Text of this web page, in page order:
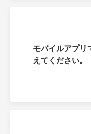
モバイルアプリ
えてください。